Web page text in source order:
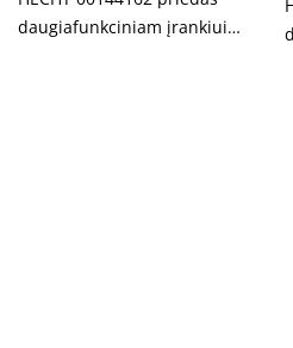
daugiafunkciniam įrankiui